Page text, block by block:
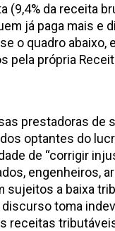
(9,4% da receita
já paga mais e
o quadro abaixo,
pela própria
prestadoras de
optantes do
de “corrigir
engenheiros,
a baixa
toma
receitas